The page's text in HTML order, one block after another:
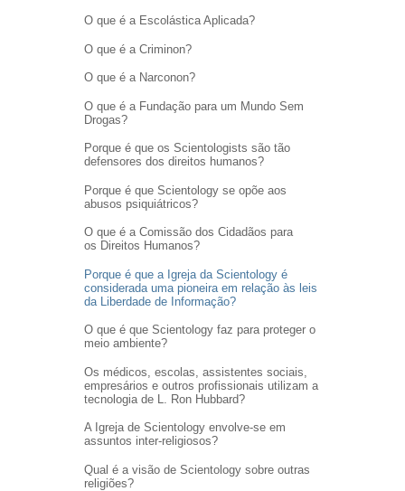
O que é a Escolástica Aplicada?
O que é a Criminon?
O que é a Narconon?
O que é a Fundação para um Mundo Sem
Drogas?
Porque é que os Scientologists são tão
defensores dos direitos humanos?
Porque é que Scientology se opõe aos
abusos psiquiátricos?
O que é a Comissão dos Cidadãos para
os Direitos Humanos?
Porque é que a Igreja da Scientology é
considerada uma pioneira em relação às leis
da Liberdade de Informação?
O que é que Scientology faz para proteger o
meio ambiente?
Os médicos, escolas, assistentes sociais,
empresários e outros profissionais utilizam a
tecnologia de L. Ron Hubbard?
A Igreja de Scientology envolve-se em
assuntos inter-religiosos?
Qual é a visão de Scientology sobre outras
religiões?